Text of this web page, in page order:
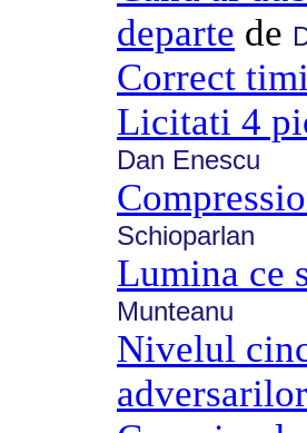
departe de
Correct
Licitati 4
Dan Enescu
Schioparlan
Lumina ce
Munteanu
Nivelul
adversarilor